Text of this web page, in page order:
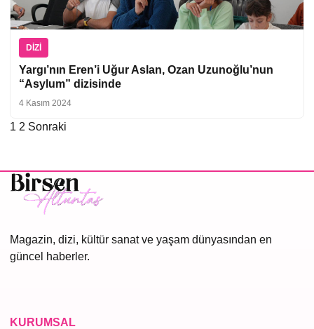
DIZI
Yargı’nın Eren’i Uğur Aslan, Ozan Uzunoğlu’nun
“Asylum” dizisinde
4 Kasım 2024
Yazı
1 2 Sonraki
Magazin, dizi, kültür sanat ve yaşam dünyasından en
güncel haberler.
KURUMSAL